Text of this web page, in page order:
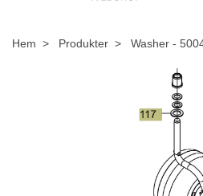
Hem Produkter Washer -